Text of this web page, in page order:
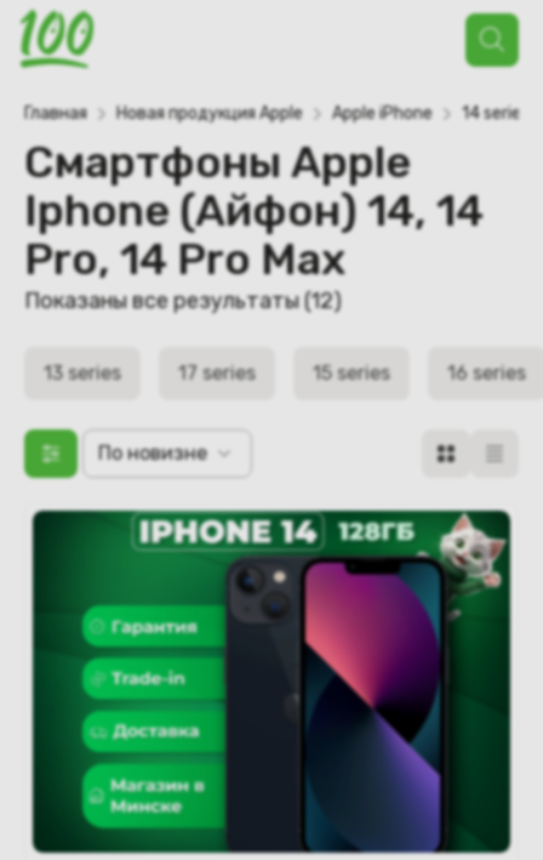
Поиск
товаров
Главная Новая продукция Apple Apple iPhone 14 series
Смартфоны Apple
Iphone (Айфон) 14, 14
Pro, 14 Pro Max
Показаны все результаты (12)Сортировка:
недавние
13 series 17 series 15 series 16 series
По новизне